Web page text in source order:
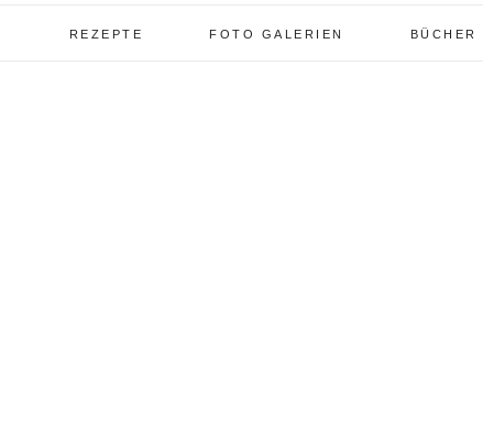
REZEPTE FOTO GALERIEN BÜCHER